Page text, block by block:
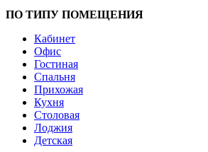
ПО ТИПУ ПОМЕЩЕНИЯ
Кабинет
Офис
Гостиная
Спальня
Прихожая
Кухня
Столовая
Лоджия
Детская